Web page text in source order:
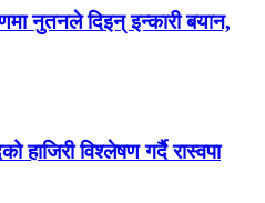
नुतनले दिइन् इन्कारी बयान,
विश्लेषण गर्दै रास्वपा